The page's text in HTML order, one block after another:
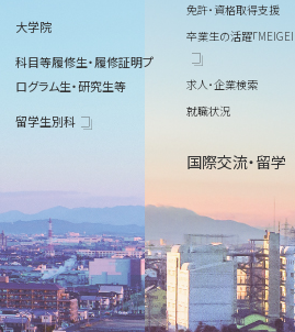
大学院
科目等履修生・履修証明プ
ログラム生・研究生等
留学生別科
免許・資格取得支援
卒業生の活躍「MEIGEI
求人・企業検索
就職状況
国際交流・留学